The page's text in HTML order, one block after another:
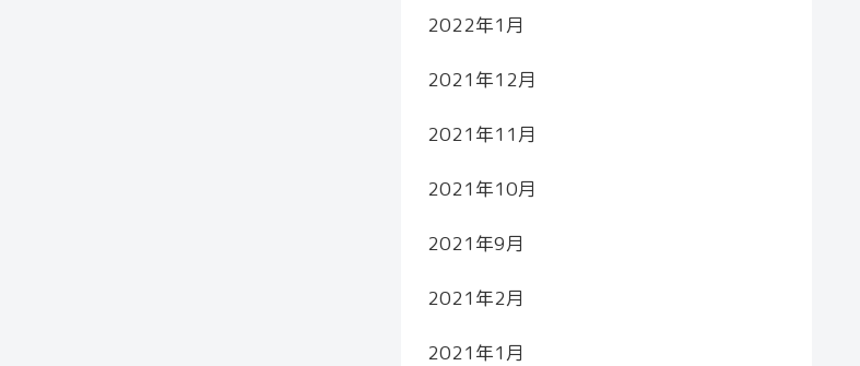
2022年1月
2021年12月
2021年11月
2021年10月
2021年9月
2021年2月
2021年1月